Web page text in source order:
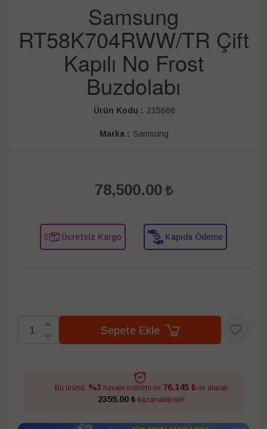
Samsung
RT58K704RWW/TR Çift
Kapılı No Frost
Buzdolabı
Ürün Kodu : 215668
Marka : Samsung
78,500.00
Ücretsiz Kargo Kapıda Ödeme
Sepete Ekle
Bu ürünü, %3 havale indirimi ile 76.145 ₺ile alarak
2355.00 ₺kazanabilirsin!